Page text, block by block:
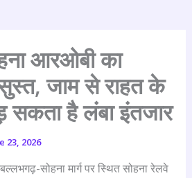
आरओबी का
सुस्त, जाम से राहत के
सकता है लंबा इंतजार
23, 2026
सोहना मार्ग पर स्थित सोहना रेलवे